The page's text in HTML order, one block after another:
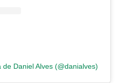
Daniel Alves (@danialves)